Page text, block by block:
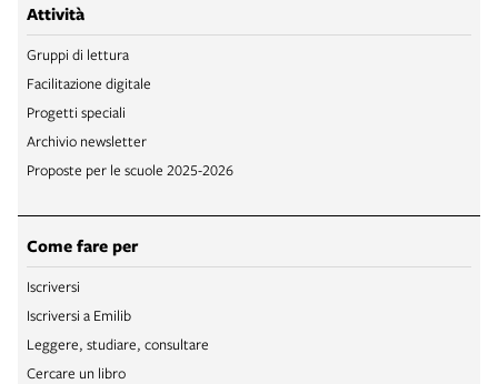
Attività
Gruppi di lettura
Facilitazione digitale
Progetti speciali
Archivio newsletter
Proposte per le scuole 2025-2026
Come fare per
Iscriversi
Iscriversi a Emilib
Leggere, studiare, consultare
Cercare un libro